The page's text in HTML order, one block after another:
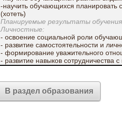
-научить обучающихся планировать
(хотеть)
Планируемые результаты
Личностные:
- освоение социальной роли
- развитие самостоятельности и
- формирование уважительного
- развитие навыков сотрудничества
и
- формирование установки на
Предметные:
- активизация лексических
В раздел образования